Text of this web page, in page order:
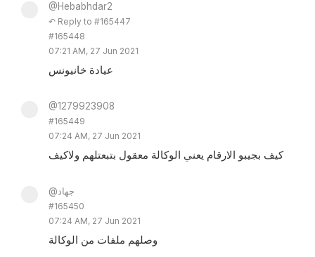
@Hebabhdar2
↶ Reply to #165447
#165448
07:21 AM, 27 Jun 2021
عيادة خانيونس
@1279923908
#165449
07:24 AM, 27 Jun 2021
كيف بجيبو الارقام يعني الوكالة معقول بتبعتلهم ولاكيف
@جهاد
#165450
07:24 AM, 27 Jun 2021
وصلهم ملفات من الوكالة